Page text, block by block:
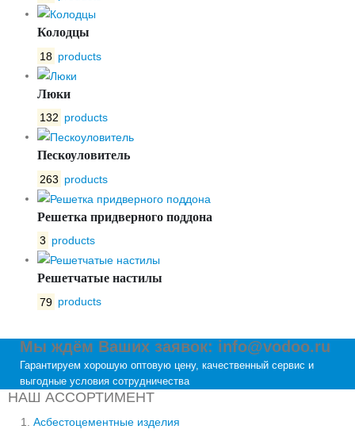
Колодцы
18 products
Люки
132 products
Пескоуловитель
263 products
Решетка придверного поддона
3 products
Решетчатые настилы
79 products
Мы ждём Ваших заявок: info@vodoo.ru
Гарантируем хорошую оптовую цену, качественный сервис и
выгодные условия сотрудничества
НАШ АССОРТИМЕНТ
Асбестоцементные изделия